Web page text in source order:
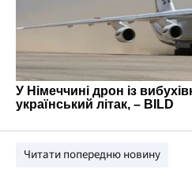
Читати попередню новину